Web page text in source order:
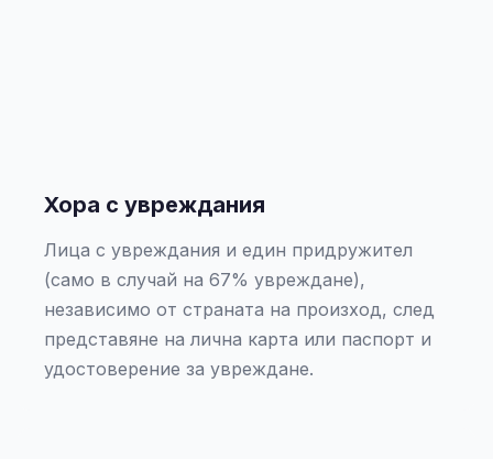
Хора с увреждания
Лица с увреждания и един придружител
(само в случай на 67% увреждане),
независимо от страната на произход, след
представяне на лична карта или паспорт и
удостоверение за увреждане.